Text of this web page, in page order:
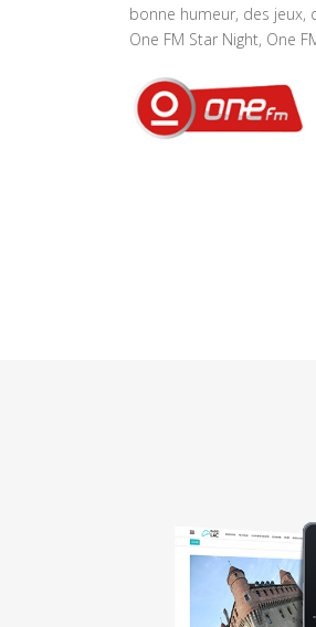
bonne humeur, des jeux,
One FM Star Night, One